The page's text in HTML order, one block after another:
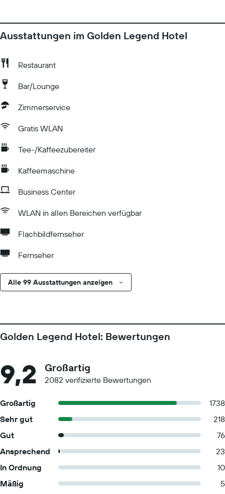
Ausstattungen im Golden Legend Hotel
Restaurant
Bar/Lounge
Zimmerservice
Gratis WLAN
Tee-/Kaffeezubereiter
Kaffeemaschine
Business Center
WLAN in allen Bereichen verfügbar
Flachbildfernseher
Fernseher
Alle 99 Ausstattungen anzeigen
Golden Legend Hotel: Bewertungen
9,2 Großartig
2082 verifizierte Bewertungen
Großartig
1738
Sehr gut
218
Gut
76
Ansprechend
23
In Ordnung
10
Mäßig
5